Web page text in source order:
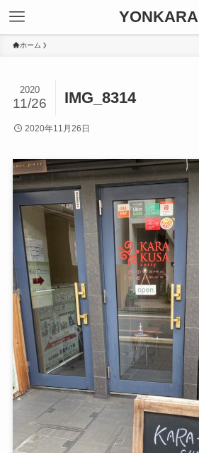
YONKARA
ホーム
IMG_8314
2020
11/26
2020年11月26日